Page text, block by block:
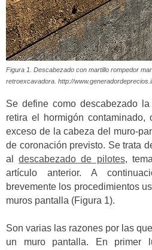
Figura 1. Descabezado con martillo rompedor
retroexcavadora. http://
Se define como descabezado
retira el hormigón contaminado,
exceso de la cabeza del muro-
de coronación previsto. Se trata
aldescabezado de pilotes,
artículo anterior. A
brevemente los procedimientos
muros pantalla (Figura 1).
Son varias las razones por las
un muro pantalla. En primer